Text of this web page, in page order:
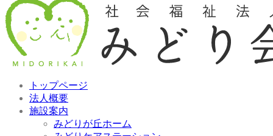
トップページ
法人概要
施設案内
みどりが丘ホーム